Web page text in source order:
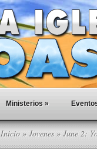
Ministerios »
Inicio » Jovenes» June 2: